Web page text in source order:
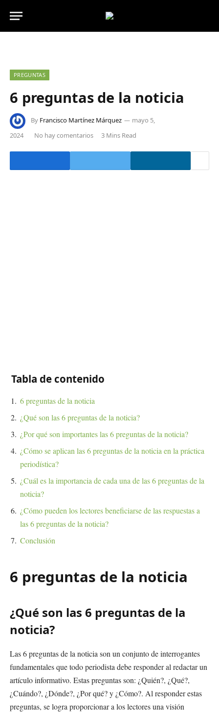
PREGUNTAS
6 preguntas de la noticia
By Francisco Martínez Márquez
mayo 5,
2024
No hay comentarios 3 Mins Read
Tabla de contenido
6 preguntas de la noticia
¿Qué son las 6 preguntas de la noticia?
¿Por qué son importantes las 6 preguntas de la noticia?
¿Cómo se aplican las 6 preguntas de la noticia en la práctica
periodística?
¿Cuál es la importancia de cada una de las 6 preguntas de la
noticia?
¿Cómo pueden los lectores beneficiarse de las respuestas a
las 6 preguntas de la noticia?
Conclusión
6 preguntas de la noticia
¿Qué son las 6 preguntas de la
noticia?
Las 6 preguntas de la noticia son un conjunto de interrogantes
fundamentales que todo periodista debe responder al redactar un
artículo informativo. Estas preguntas son: ¿Quién?, ¿Qué?,
¿Cuándo?, ¿Dónde?, ¿Por qué? y ¿Cómo?. Al responder estas
preguntas, se logra proporcionar a los lectores una visión